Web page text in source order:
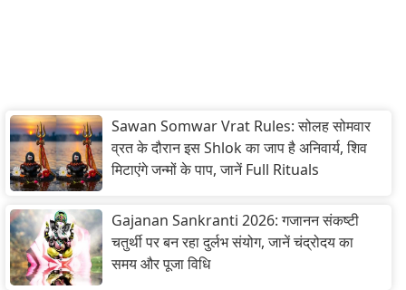
Sawan Somwar Vrat Rules: सोलह सोमवार
व्रत के दौरान इस Shlok का जाप है अनिवार्य, शिव
मिटाएंगे जन्मों के पाप, जानें Full Rituals
Gajanan Sankranti 2026: गजानन संकष्टी
चतुर्थी पर बन रहा दुर्लभ संयोग, जानें चंद्रोदय का
समय और पूजा विधि